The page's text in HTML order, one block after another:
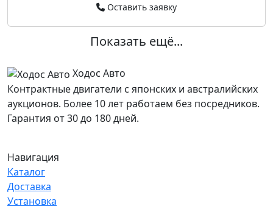
Оставить заявку
Показать ещё...
Ходос Авто
Контрактные двигатели с японских и австралийских
аукционов. Более 10 лет работаем без посредников.
Гарантия от 30 до 180 дней.
Навигация
Каталог
Доставка
Установка